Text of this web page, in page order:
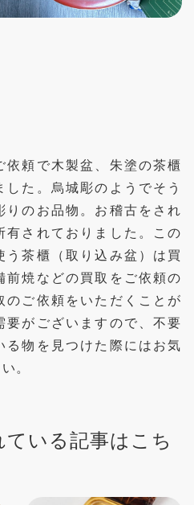
依頼で木製盆、朱塗の茶櫃
た。烏城彫のようでそう
りのお品物。お稽古をされ
有されておりました。この
う茶櫃（取り込み盆）は買
前焼などの買取をご依頼の
のご依頼をいただくことが
要がございますので、不要
る物を見つけた際にはお気
。
いる記事はこち